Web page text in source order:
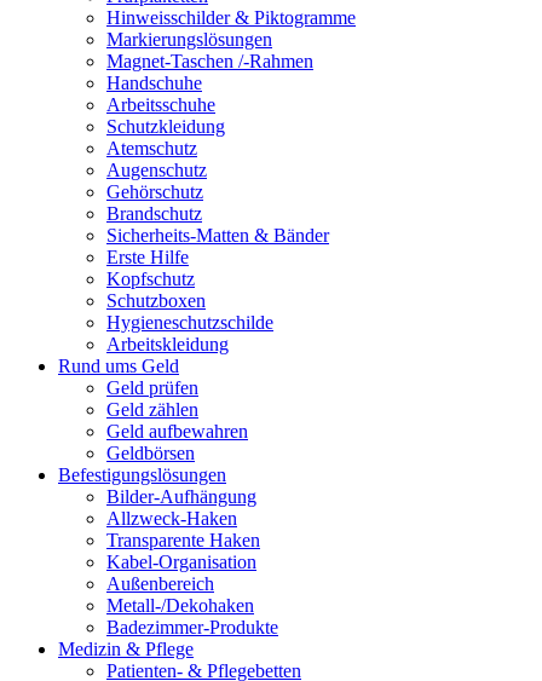
Hinweisschilder & Piktogramme
Markierungslösungen
Magnet-Taschen /-Rahmen
Handschuhe
Arbeitsschuhe
Schutzkleidung
Atemschutz
Augenschutz
Gehörschutz
Brandschutz
Sicherheits-Matten & Bänder
Erste Hilfe
Kopfschutz
Schutzboxen
Hygieneschutzschilde
Arbeitskleidung
Rund ums Geld
Geld prüfen
Geld zählen
Geld aufbewahren
Geldbörsen
Befestigungslösungen
Bilder-Aufhängung
Allzweck-Haken
Transparente Haken
Kabel-Organisation
Außenbereich
Metall-/Dekohaken
Badezimmer-Produkte
Medizin & Pflege
Patienten- & Pflegebetten